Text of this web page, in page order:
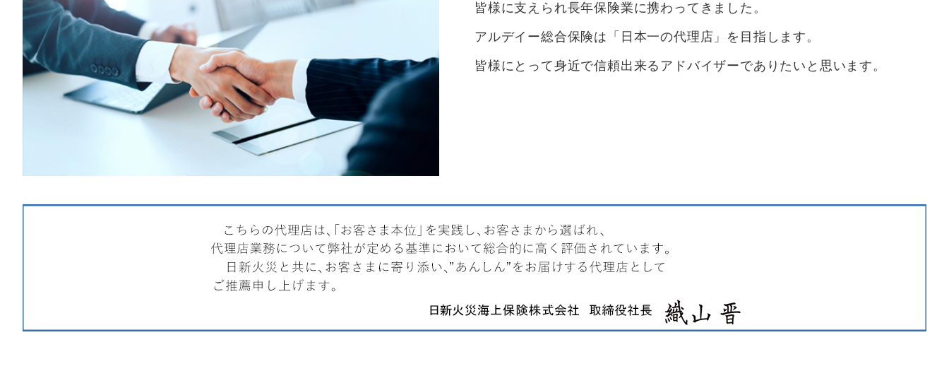
皆様に支えられ長年保険業に携わってきました。
アルデイー総合保険は「日本一の代理店」を目指します。
皆様にとって身近で信頼出来るアドバイザーでありたいと思います。